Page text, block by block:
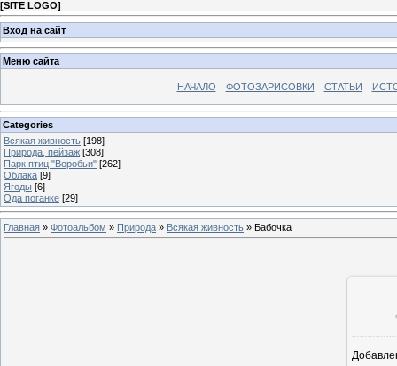
[SITE LOGO]
Вход на сайт
Меню сайта
НАЧАЛО ФОТОЗАРИСОВКИ СТАТЬИ
Categories
Всякая живность [198]
Природа, пейзаж [308]
Парк птиц "Воробьи" [262]
Облака [9]
Ягоды [6]
Ода поганке [29]
Главная » Фотоальбом » Природа » Всякая живность » Бабочка